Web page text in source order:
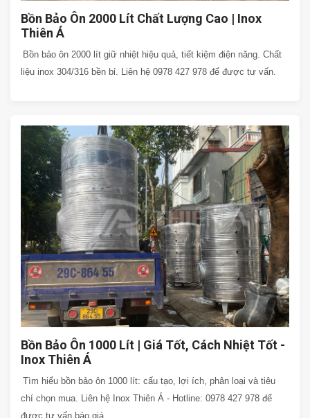
Bồn Bảo Ôn 2000 Lít Chất Lượng Cao | Inox
Thiên Á
Bồn bảo ôn 2000 lít giữ nhiệt hiệu quả, tiết kiệm điện năng. Chất
liệu inox 304/316 bền bỉ. Liên hệ 0978 427 978 để được tư vấn.
Bồn Bảo Ôn 1000 Lít | Giá Tốt, Cách Nhiệt Tốt -
Inox Thiên Á
Tìm hiểu bồn bảo ôn 1000 lít: cấu tạo, lợi ích, phân loại và tiêu
chí chọn mua. Liên hệ Inox Thiên Á - Hotline: 0978 427 978 để
được tư vấn báo giá.